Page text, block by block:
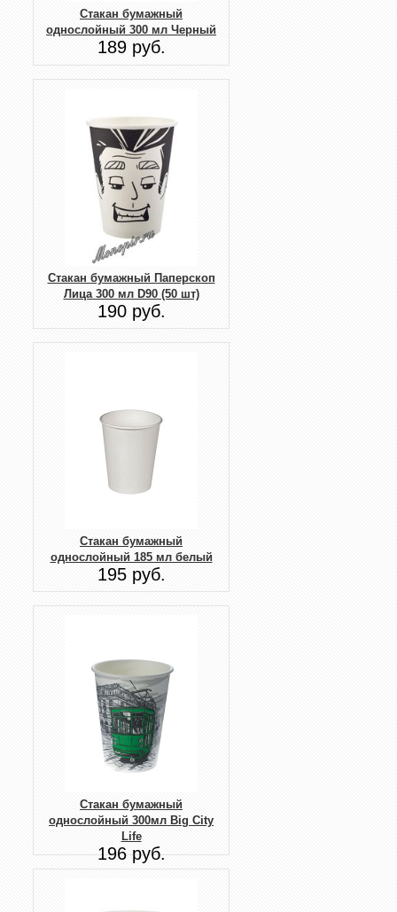
Стакан бумажный
однослойный 300 мл Черный
189 руб.
Стакан бумажный Паперскоп
Лица 300 мл D90 (50 шт)
190 руб.
Стакан бумажный
однослойный 185 мл белый
195 руб.
Стакан бумажный
однослойный 300мл Big City
Life
196 руб.